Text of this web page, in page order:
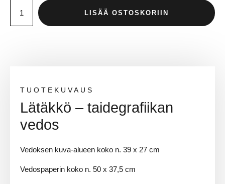
LISÄÄ OSTOSKORIIN
TUOTEKUVAUS
Lätäkkö – taidegrafiikan
vedos
Vedoksen kuva-alueen koko n. 39 x 27 cm
Vedospaperin koko n. 50 x 37,5 cm